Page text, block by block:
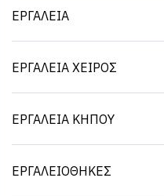
ΕΡΓΑΛΕΙΑ
ΕΡΓΑΛΕΙΑ ΧΕΙΡΟΣ
ΕΡΓΑΛΕΙΑ ΚΗΠΟΥ
ΕΡΓΑΛΕΙΟΘΗΚΕΣ